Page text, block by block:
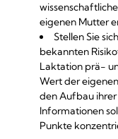
eigenen Mutter
Stellen Sie
bekannten
Laktation prä-
Wert der
den Aufbau
Informationen
Punkte